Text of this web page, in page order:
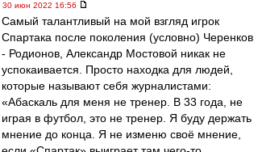
30 июн 2022 16:56
Самый талантливый на мой взгляд игрок
Спартака после поколения (условно) Черенков
- Родионов, Александр Мостовой никак не
успокаивается. Просто находка для людей,
которые называют себя журналистами:
«Абаскаль для меня не тренер. В 33 года, не
играя в футбол, это не тренер. Я буду держать
мнение до конца. Я не изменю своё мнение,